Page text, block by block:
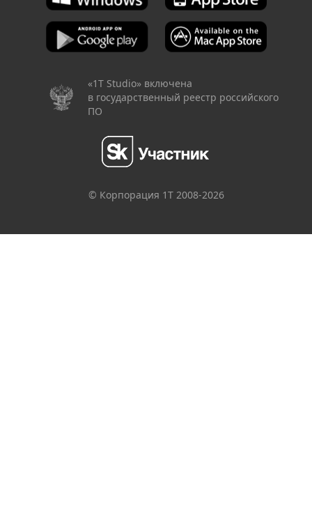
«1Т Studio» включена
в государственный реестр российского
ПО
© Корпорация 1Т 2008-2026